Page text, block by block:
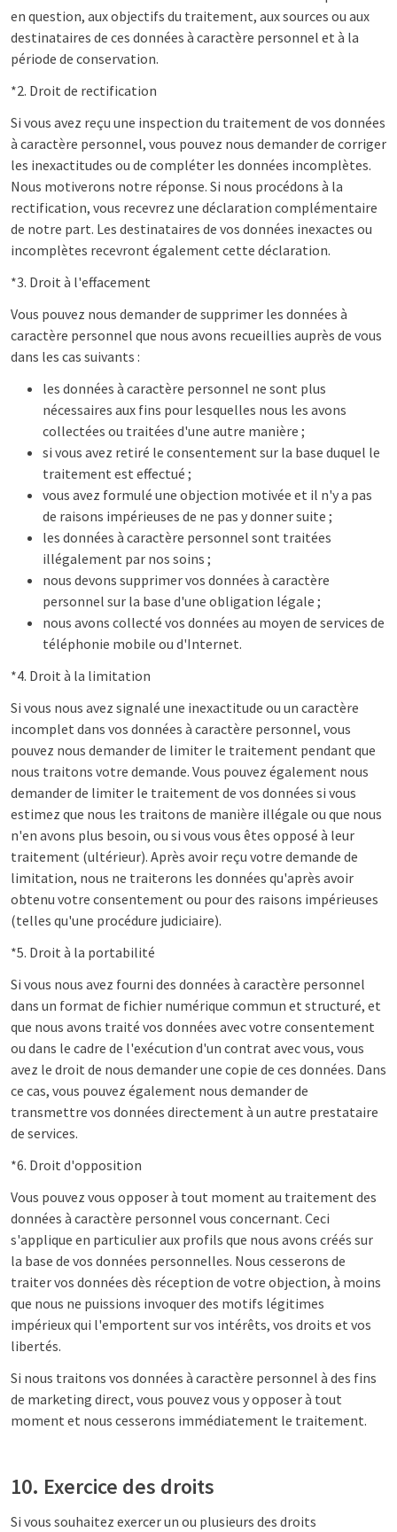
en question, aux objectifs du traitement, aux sources ou aux
destinataires de ces données à caractère personnel et à la
période de conservation.
*2. Droit de rectification
Si vous avez reçu une inspection du traitement de vos données
à caractère personnel, vous pouvez nous demander de corriger
les inexactitudes ou de compléter les données incomplètes.
Nous motiverons notre réponse. Si nous procédons à la
rectification, vous recevrez une déclaration complémentaire
de notre part. Les destinataires de vos données inexactes ou
incomplètes recevront également cette déclaration.
*3. Droit à l'effacement
Vous pouvez nous demander de supprimer les données à
caractère personnel que nous avons recueillies auprès de vous
dans les cas suivants :
les données à caractère personnel ne sont plus
nécessaires aux fins pour lesquelles nous les avons
collectées ou traitées d'une autre manière ;
si vous avez retiré le consentement sur la base duquel le
traitement est effectué ;
vous avez formulé une objection motivée et il n'y a pas
de raisons impérieuses de ne pas y donner suite ;
les données à caractère personnel sont traitées
illégalement par nos soins ;
nous devons supprimer vos données à caractère
personnel sur la base d'une obligation légale ;
nous avons collecté vos données au moyen de services de
téléphonie mobile ou d'Internet.
*4. Droit à la limitation
Si vous nous avez signalé une inexactitude ou un caractère
incomplet dans vos données à caractère personnel, vous
pouvez nous demander de limiter le traitement pendant que
nous traitons votre demande. Vous pouvez également nous
demander de limiter le traitement de vos données si vous
estimez que nous les traitons de manière illégale ou que nous
n'en avons plus besoin, ou si vous vous êtes opposé à leur
traitement (ultérieur). Après avoir reçu votre demande de
limitation, nous ne traiterons les données qu'après avoir
obtenu votre consentement ou pour des raisons impérieuses
(telles qu'une procédure judiciaire).
*5. Droit à la portabilité
Si vous nous avez fourni des données à caractère personnel
dans un format de fichier numérique commun et structuré, et
que nous avons traité vos données avec votre consentement
ou dans le cadre de l'exécution d'un contrat avec vous, vous
avez le droit de nous demander une copie de ces données. Dans
ce cas, vous pouvez également nous demander de
transmettre vos données directement à un autre prestataire
de services.
*6. Droit d'opposition
Vous pouvez vous opposer à tout moment au traitement des
données à caractère personnel vous concernant. Ceci
s'applique en particulier aux profils que nous avons créés sur
la base de vos données personnelles. Nous cesserons de
traiter vos données dès réception de votre objection, à moins
que nous ne puissions invoquer des motifs légitimes
impérieux qui l'emportent sur vos intérêts, vos droits et vos
libertés.
Si nous traitons vos données à caractère personnel à des fins
de marketing direct, vous pouvez vous y opposer à tout
moment et nous cesserons immédiatement le traitement.
10. Exercice des droits
Si vous souhaitez exercer un ou plusieurs des droits